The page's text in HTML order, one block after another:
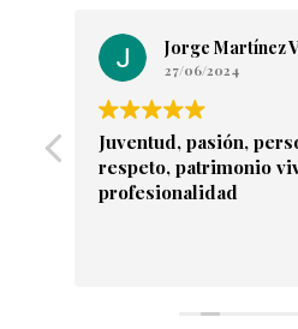
Jorge Martínez
27/06/2024
Juventud, pasión,
respeto, patrimonio
profesionalidad